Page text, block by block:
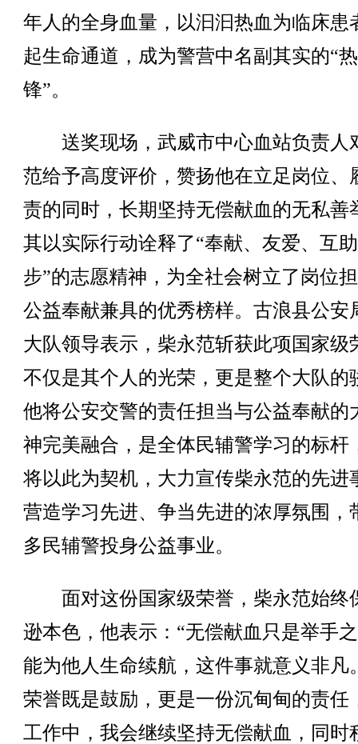
年人的全身血量，以汩汩热血为临床患
起生命通道，成为警营中名副其实的“
锋”。
送奖现场，武威市中心血站负责人
范给予高度评价，赞扬他在立足岗位、
责的同时，长期坚持无偿献血的无私善
其以实际行动诠释了“奉献、友爱、互
步”的志愿精神，为全社会树立了岗位
公益奉献兼具的优秀榜样。古浪县公安
大队领导表示，柴永范斩获此项国家级
不仅是其个人的光荣，更是整个大队的
他将公安交警的责任担当与公益奉献的
神完美融合，是全体民辅警学习的标杆
将以此为契机，大力宣传柴永范的先进
营造学习先进、争当先进的浓厚氛围，
多民辅警投身公益事业。
面对这份国家级荣誉，柴永范始终
逊本色，他表示：“无偿献血只是举手
能为他人生命续航，这件事就意义非凡
荣誉既是鼓励，更是一份沉甸甸的责任
工作中，我会继续坚持无偿献血，同时